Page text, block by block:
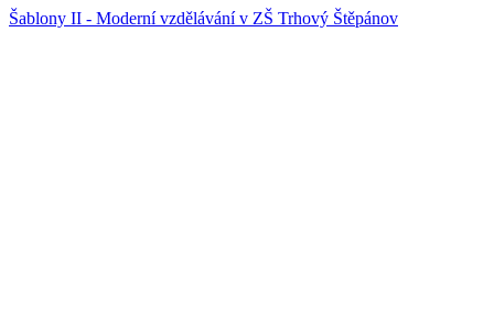
Šablony II - Moderní vzdělávání v ZŠ Trhový Štěpánov